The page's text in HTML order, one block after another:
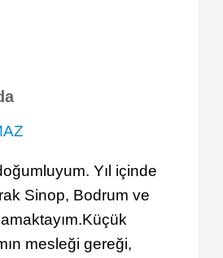
Yıl içinde
Sinop, Bodrum ve
mesleği gereği,